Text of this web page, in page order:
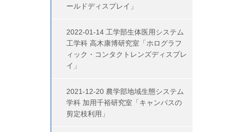
ールドディスプレイ」
2022-01-14 工学部生体医用システム
工学科 高木康博研究室「ホログラフ
ィック・コンタクトレンズディスプレ
イ」
2021-12-20 農学部地域生態システム
学科 加用千裕研究室「キャンパスの
剪定枝利用」